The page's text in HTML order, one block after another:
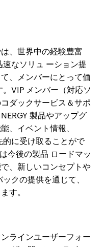
、世界中の経験豊富
なソリュ ーション提
、メンバーにとって価
。VIP メンバー（対応ソ
ダックサービス＆サポ
製品やアップグ
、イベント情報、
に受け取ることがで
今後の製品 ロードマッ
、新しいコンセプトや
ックの提供を通じて、
す。
ラインユーザーフォー